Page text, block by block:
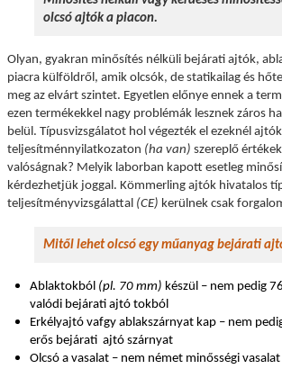
olcsó ajtók a piacon.
Olyan, gyakran minősítés nélküli bejárati ajtók,
piacra külföldről, amik olcsók, de statikailag és
meg az elvárt szintet. Egyetlen előnye ennek a
ezen termékekkel nagy problémák lesznek záros
belül. Típusvizsgálatot hol végezték el ezeknél
teljesítménnyilatkozaton (ha van) szereplő
valóságnak? Melyik laborban kapott esetleg
kérdezhetjük joggal. Kömmerling ajtók hivatalos
teljesítményvizsgálattal (CE) kerülnek csak
Mitől lehet olcsó egy műanyag bejárati
Ablaktokból (pl. 70 mm) készül – nem pedig
valódi bejárati ajtó tokból
Erkélyajtó vafgy ablakszárnyat kap – nem
erős bejárati ajtó szárnyat
Olcsó a vasalat – nem német minősségi vasalat